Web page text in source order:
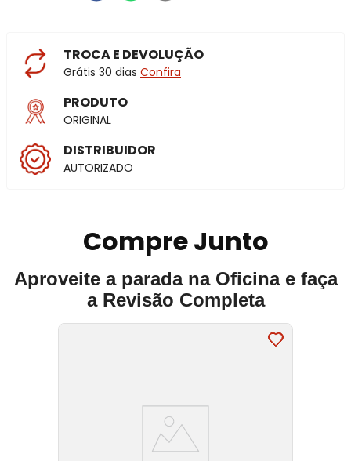
TROCA E DEVOLUÇÃO
Grátis 30 dias Confira
PRODUTO
ORIGINAL
DISTRIBUIDOR
AUTORIZADO
Compre Junto
Aproveite a parada na Oficina e faça
a Revisão Completa